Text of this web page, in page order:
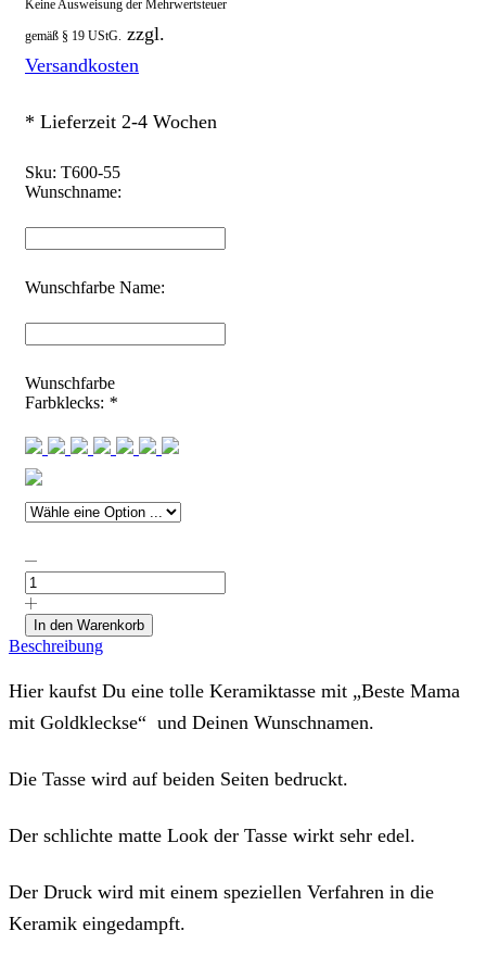
Keine Ausweisung der Mehrwertsteuer
gemäß § 19 UStG. zzgl.
Versandkosten
* Lieferzeit 2-4 Wochen
Sku: T600-55
Wunschname:
Wunschfarbe Name:
Wunschfarbe
Farbklecks: *
Tasse
Oma
der
Welt
mit
personalisierbar
Menge
In den Warenkorb
Beschreibung
Hier kaufst Du eine tolle Keramiktasse mit „Beste Mama
mit Goldkleckse“ und Deinen Wunschnamen.
Die Tasse wird auf beiden Seiten bedruckt.
Der schlichte matte Look der Tasse wirkt sehr edel.
Der Druck wird mit einem speziellen Verfahren in die
Keramik eingedampft.